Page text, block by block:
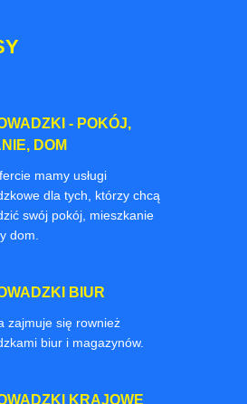
- POKÓJ,
DOM
mamy usługi
dla tych, którzy chcą
swój pokój, mieszkanie
dom.
BIUR
zajmuje się rownież
biur i magazynów.
KRAJOWE